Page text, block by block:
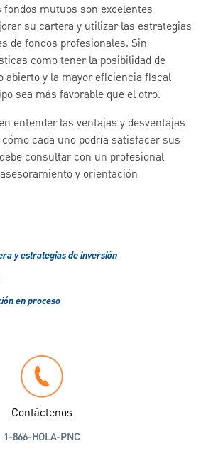
fondos mutuos son excelentes
su cartera y utilizar las estrategias
de fondos profesionales. Sin
como tener la posibilidad de
abierto y la mayor eficiencia fiscal
sea más favorable que el otro.
entender las ventajas y desventajas
cada uno podría satisfacer sus
consultar con un profesional
y orientación
y estrategias de inversión
en proceso
Contáctenos
1-866-HOLA-PNC